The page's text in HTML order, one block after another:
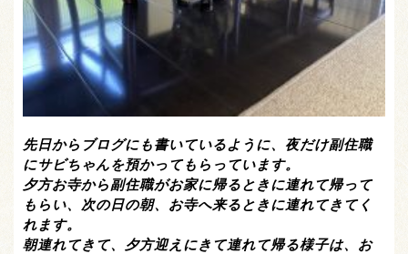
先日からブログにも書いているように、夜だけ副住職
にサビちゃんを預かってもらっています。
夕方お寺から副住職がお家に帰るときに連れて帰って
もらい、次の日の朝、お寺へ来るときに連れてきてく
れます。
朝連れてきて、夕方迎えにきて連れて帰る様子は、お